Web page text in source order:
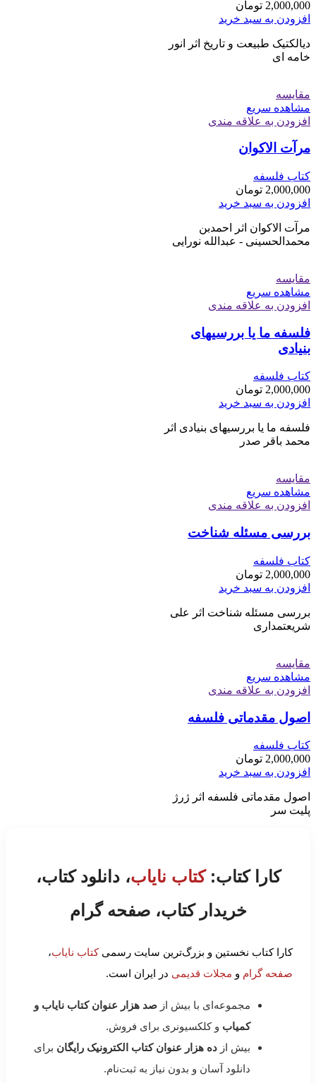
2,000,000 تومان
افزودن به سبد خرید
دیالکتیک طبیعت و تاریخ اثر انور
خامه ای
مقایسه
مشاهده سریع
افزودن به علاقه مندی
مرآت الاکوان
کتاب فلسفه
2,000,000 تومان
افزودن به سبد خرید
مرآت الاکوان اثر احمدبن
محمدالحسینی - عبدالله نورایی
مقایسه
مشاهده سریع
افزودن به علاقه مندی
فلسفه ما یا بررسیهای
بنیادی
کتاب فلسفه
2,000,000 تومان
افزودن به سبد خرید
فلسفه ما یا بررسیهای بنیادی اثر
محمد باقر صدر
مقایسه
مشاهده سریع
افزودن به علاقه مندی
بررسی مسئله شناخت
کتاب فلسفه
2,000,000 تومان
افزودن به سبد خرید
بررسی مسئله شناخت اثر علی
شریعتمداری
مقایسه
مشاهده سریع
افزودن به علاقه مندی
اصول مقدماتی فلسفه
کتاب فلسفه
2,000,000 تومان
افزودن به سبد خرید
اصول مقدماتی فلسفه اثر ژرژ
پلیت سر
کارا کتاب:کتاب نایاب، دانلود کتاب،
خریدار کتاب، صفحه گرام
کارا کتاب نخستین و بزرگ‌ترین سایت رسمیکتاب نایاب،
صفحه گرام و مجلات قدیمی در ایران است.
مجموعه‌ای با بیش از صد هزار عنوان کتاب نایاب و
کمیاب و کلکسیونری برای فروش.
بیش از ده هزار عنوان کتاب الکترونیک رایگان برای
دانلود آسان و بدون نیاز به ثبت‌نام.